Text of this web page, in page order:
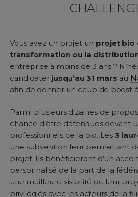
Vous avez un projet un projet bio
transformation ou la
entreprise à moins de 3 ans ?
candidater jusqu’au 31 mars au
afin de donner un coup de boost
Parmi plusieurs dizaines de
chance d’être défendues devant
professionnels de la bio. Les 3
une subvention leur permettant
projet. Ils bénéficieront d’un
personnalisé de la part de la
une meilleure visibilité de leur
privilégiés avec les acteurs de la